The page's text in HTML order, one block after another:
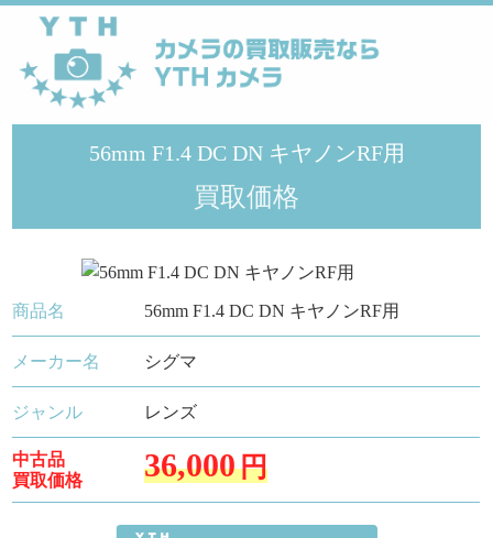
YTHカメラ >
56mm F1.4 DC DN キヤノンRF用
買取価格
商品名 56mm F1.4 DC DN キヤノンRF用
メーカー名 シグマ
ジャンル レンズ
中古品
買取価格
36,000円